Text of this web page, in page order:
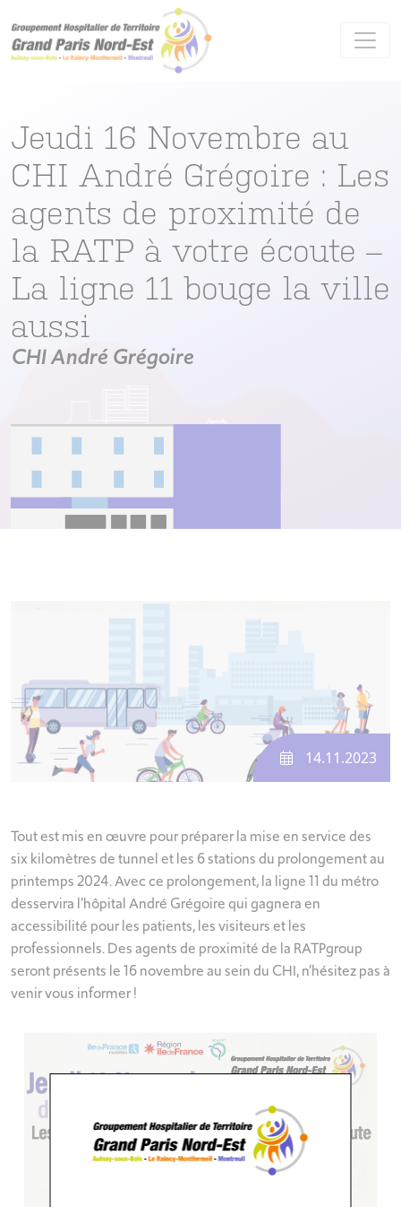
Jeudi 16 Novembre au
CHI André Grégoire : Les
agents de proximité de
la RATP à votre écoute –
La ligne 11 bouge la ville
aussi
CHI André Grégoire
14.11.2023
Tout est mis en œuvre pour préparer la mise en service des
six kilomètres de tunnel et les 6 stations du prolongement au
printemps 2024. Avec ce prolongement, la ligne 11 du métro
desservira l’hôpital André Grégoire qui gagnera en
accessibilité pour les patients, les visiteurs et les
professionnels. Des agents de proximité de la RATPgroup
seront présents le 16 novembre au sein du CHI, n’hésitez pas à
venir vous informer !
Panneau de gestion des cookies